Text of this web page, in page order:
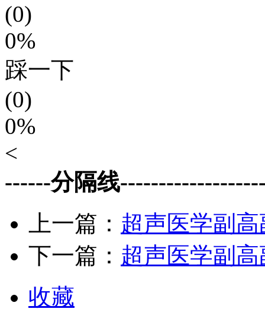
(0)
0%
踩一下
(0)
0%
<
------分隔线
上一篇： 超声医学副
下一篇： 超声医学副
收藏